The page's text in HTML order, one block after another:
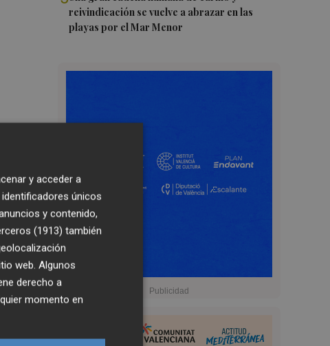
reivindicación se vuelve a abrazar en las
playas por el Mar Menor
y acceder a
únicos
y contenido,
(1913) también
web. Algunos
derecho a
momento en